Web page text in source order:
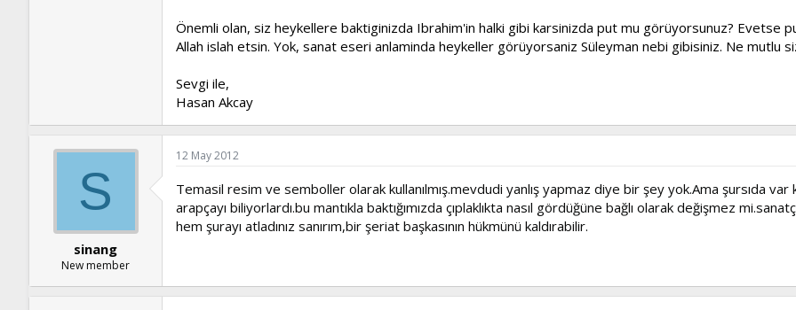
Önemli olan, siz heykellere baktiginizda Ibrahim'in halki gibi karsinizda put mu görüyorsunuz? Evetse
Allah islah etsin. Yok, sanat eseri anlaminda heykeller görüyorsaniz Süleyman nebi gibisiniz. Ne mutlu
Sevgi ile,
Hasan Akcay
S
sinang
New member
12 May 2012
Temasil resim ve semboller olarak kullanılmış.mevdudi yanlış yapmaz diye bir şey yok.Ama şursıda
arapçayı biliyorlardı.bu mantıkla baktığımızda çıplaklıkta nasıl gördüğüne bağlı olarak değişmez
hem şurayı atladınız sanırım,bir şeriat başkasının hükmünü kaldırabilir.